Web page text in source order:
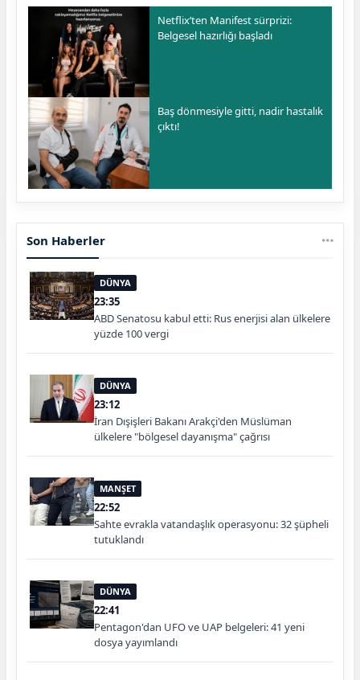
Netflix’ten Manifest sürprizi:
Belgesel hazırlığı başladı
Baş dönmesiyle gitti, nadir hastalık
çıktı!
Son Haberler
DÜNYA
23:35
ABD Senatosu kabul etti: Rus enerjisi alan ülkelere
yüzde 100 vergi
DÜNYA
23:12
İran Dışişleri Bakanı Arakçi'den Müslüman
ülkelere "bölgesel dayanışma" çağrısı
MANŞET
22:52
Sahte evrakla vatandaşlık operasyonu: 32 şüpheli
tutuklandı
DÜNYA
22:41
Pentagon'dan UFO ve UAP belgeleri: 41 yeni
dosya yayımlandı